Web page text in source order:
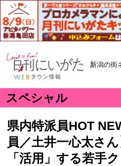
新潟の街
スペシャル
県内特派員HOT
員／土井一心太さ
「活用」する若手